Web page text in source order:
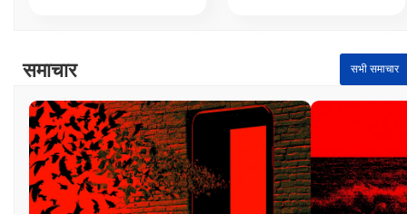
समाचार सभी समाचार